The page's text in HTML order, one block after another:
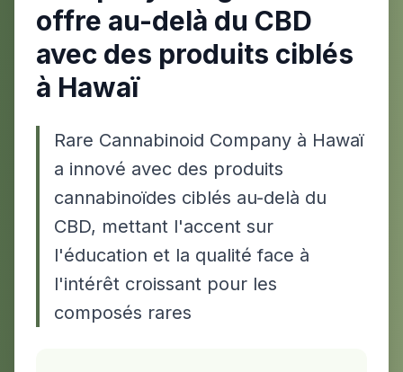
offre au-delà du CBD
avec des produits ciblés
à Hawaï
Rare Cannabinoid Company à Hawaï
a innové avec des produits
cannabinoïdes ciblés au-delà du
CBD, mettant l'accent sur
l'éducation et la qualité face à
l'intérêt croissant pour les
composés rares